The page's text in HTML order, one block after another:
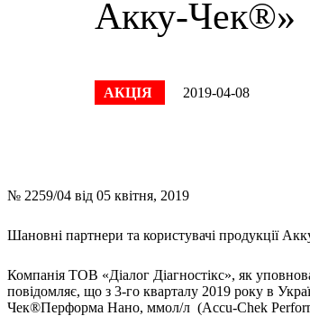
Акку-Чек®»
АКЦІЯ 2019-04-08
№ 2259/04 від 05 квітня, 2019
Шановні партнери та користувачі продукції
Компанія ТОВ «Діалог Діагностікс», як
повідомляє, що з 3-го кварталу 2019 року в
Чек®Перформа Нано, ммол/л (Accu-Chek